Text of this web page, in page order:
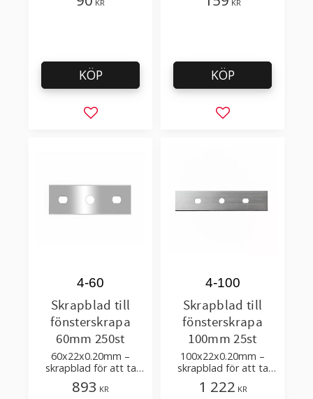
till: Olfa XSR-200, 300,
KR
Lägg till i favoriter
KÖP
KR
Lägg till i
KÖP
Skrapblad till
fönsterskrapa
60mm 250st
60x22x0.20mm –
skrapblad för att ta
bort smuts på glas-
eller spegelytor
4-60
893 KR
Skrapblad till
fönsterskrapa
100mm 25st
100x22x0.20mm –
skrapblad för att ta
bort smuts på glas-
eller spegelytor
4-100
1 222 KR